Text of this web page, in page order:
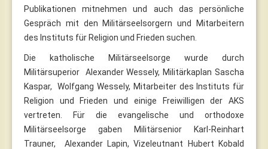
Publikationen mitnehmen und auch das persönliche
Gespräch mit den Militärseelsorgern und Mitarbeitern
des Instituts für Religion und Frieden suchen.
Die katholische Militärseelsorge wurde durch
Militärsuperior Alexander Wessely, Militärkaplan Sascha
Kaspar, Wolfgang Wessely, Mitarbeiter des Instituts für
Religion und Frieden und einige Freiwilligen der AKS
vertreten. Für die evangelische und orthodoxe
Militärseelsorge gaben Militärsenior Karl-Reinhart
Trauner, Alexander Lapin, Vizeleutnant Hubert Kobald